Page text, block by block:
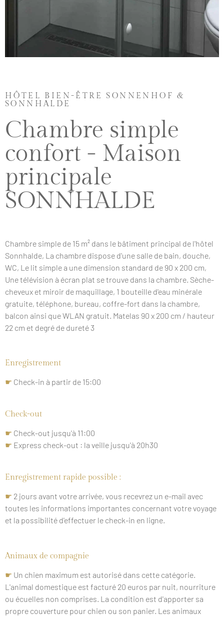
Informations
personne
☛ Wi-
gratuit
☛
Pièce
de
12m2
☛
Petit
Serviettes
bain
incluses
☛
bien-
être
inclus
HÔTEL BIEN-ÊTRE SONNENHOF &
SONNHALDE
Chambre simple
confort - Maison
principale
SONNHALDE
Chambre simple de 15 m² dans le bâtiment principal de l'hôtel
Sonnhalde, La chambre dispose d'une salle de bain, douche,
WC, Le lit simple a une dimension standard de 90 x 200 cm,
Une télévision à écran plat se trouve dans la chambre. Sèche-
cheveux et miroir de maquillage, 1 bouteille d'eau minérale
gratuite, téléphone, bureau, coffre-fort dans la chambre,
balcon ainsi que WLAN gratuit. Matelas 90 x 200 cm / hauteur
22 cm et degré de dureté 3
Enregistrement
☛ Check-in à partir de 15:00
Check-out
☛ Check-out jusqu'à 11:00
☛ Express check-out : la veille jusqu'à 20h30
Enregistrement rapide possible :
☛ 2 jours avant votre arrivée, vous recevrez un e-mail avec
toutes les informations importantes concernant votre voyage
et la possibilité d'effectuer le check-in en ligne.
Animaux de compagnie
☛ Un chien maximum est autorisé dans cette catégorie.
L'animal domestique est facturé 20 euros par nuit, nourriture
ou écuelles non comprises. La condition est d'apporter sa
propre couverture pour chien ou son panier. Les animaux